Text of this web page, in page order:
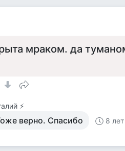
мраком. да
⚡️
верно. Спасибо 8 лет